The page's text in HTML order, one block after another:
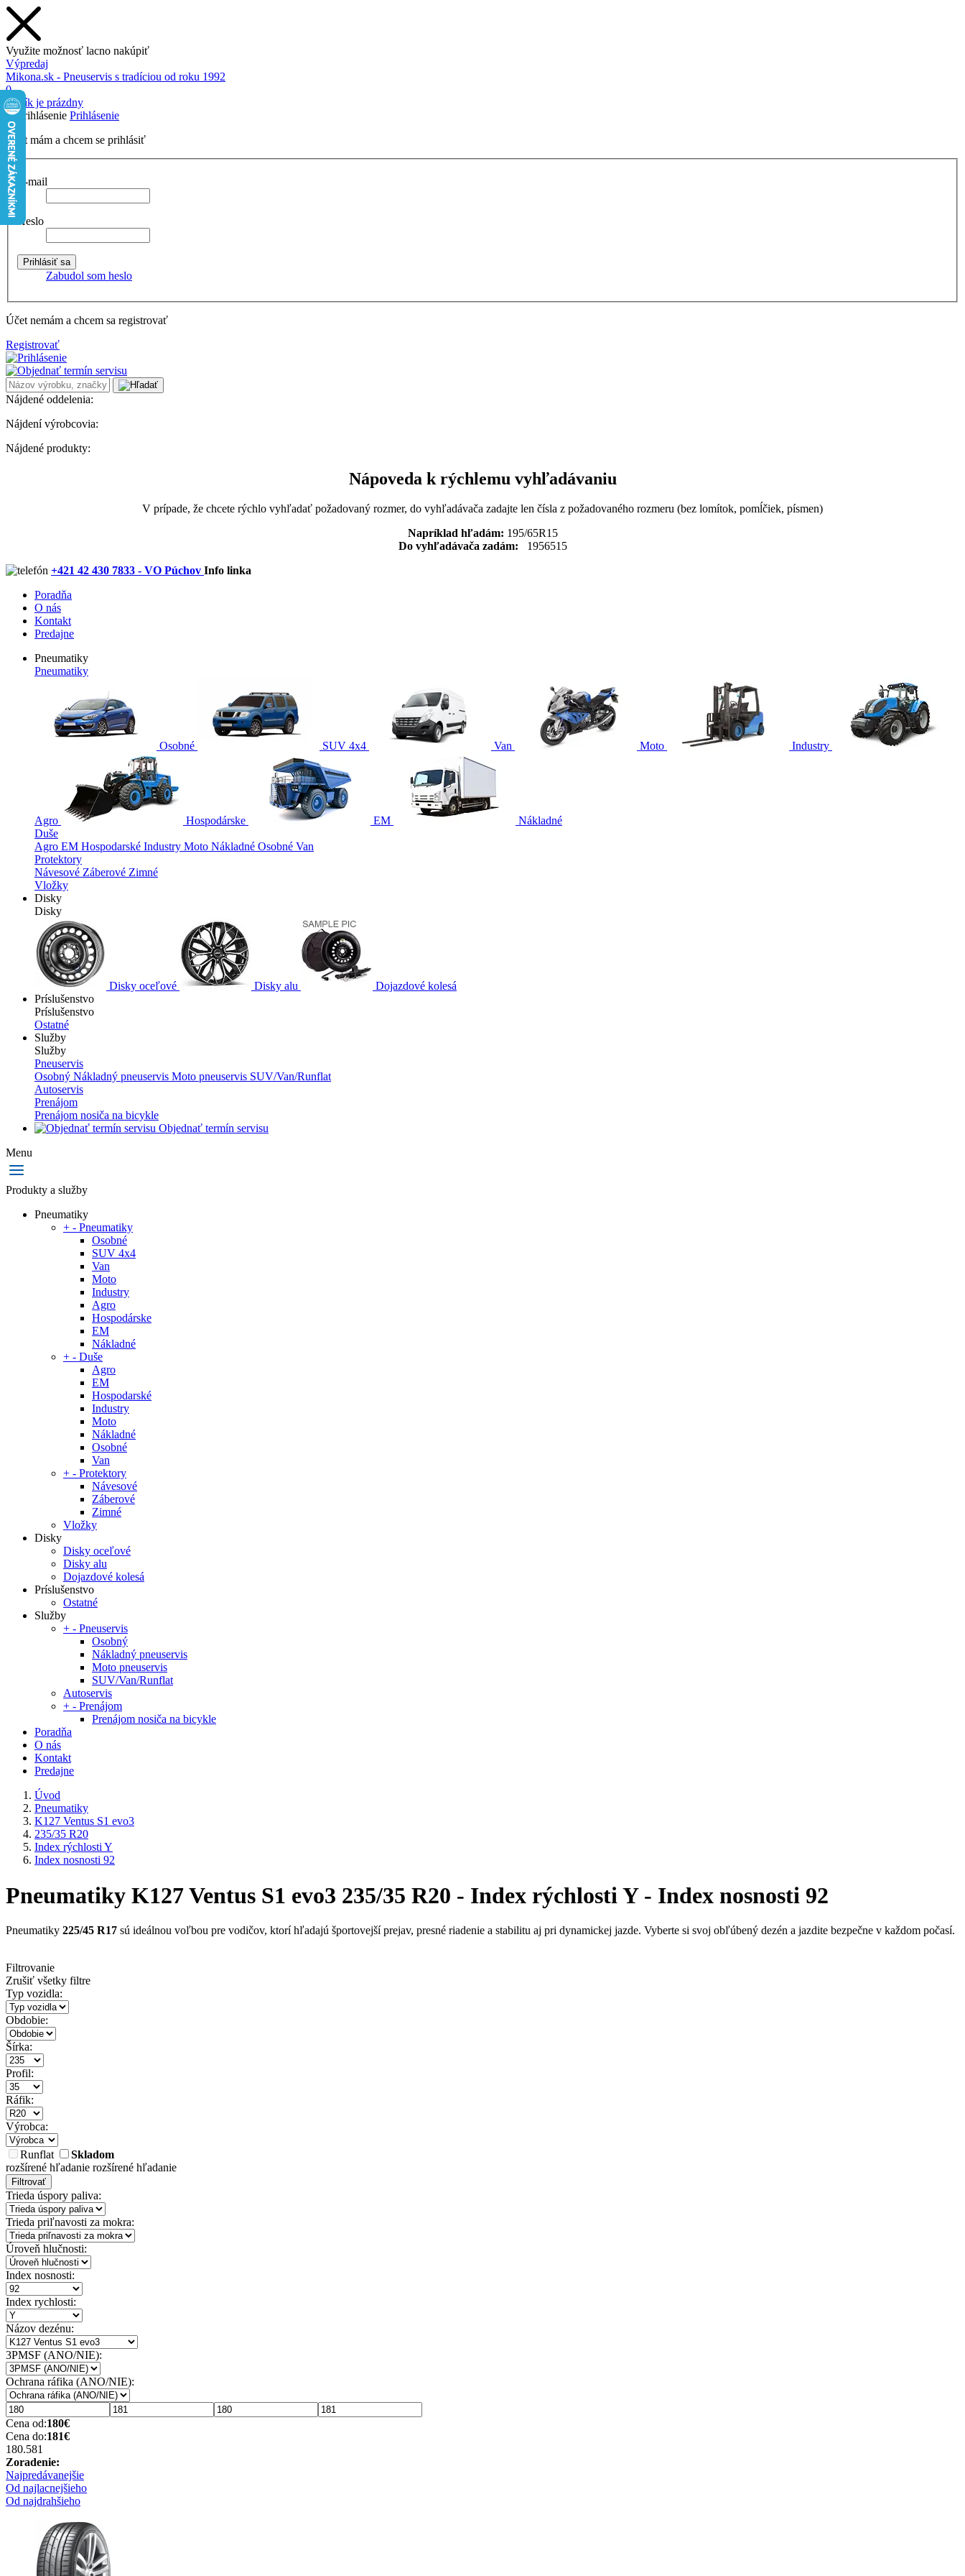
Využite možnosť lacno nakúpiť
Výpredaj
Mikona.sk - Pneuservis s tradíciou od roku 1992
0
Košík je prázdny
Prihlásenie
Účet mám a chcem se prihlásiť
E-mail
Heslo
Zabudol som heslo
Účet nemám a chcem sa registrovať
Registrovať
Nájdené oddelenia:
Nájdení výrobcovia:
Nájdené produkty:
Nápoveda k rýchlemu vyhľadávaniu
V prípade, že chcete rýchlo vyhľadať požadovaný rozmer, do vyhľadávača zadajte len čísla z požadovaného rozmeru (bez lomítok, pomĺčiek, písmen)
Napríklad hľadám: 195/65R15
Do vyhľadávača zadám: 1956515
+421 42 430 7833 - VO Púchov Info linka
Poradňa
O nás
Kontakt
Predajne
Pneumatiky
Pneumatiky
Osobné SUV 4x4 Van Moto Industry
Agro Hospodárske EM
Nákladné
Duše
Agro EM Hospodarské Industry Moto Nákladné Osobné Van
Protektory
Návesové Záberové Zimné
Vložky
Disky
Disky
Disky oceľové Disky alu
Dojazdové kolesá
Príslušenstvo
Príslušenstvo
Ostatné
Služby
Služby
Pneuservis
Osobný Nákladný pneuservis Moto pneuservis SUV/Van/Runflat
Autoservis
Prenájom
Prenájom nosiča na bicykle
Objednať termín servisu
Menu
Produkty a služby
Pneumatiky
+ - Pneumatiky
Osobné
SUV 4x4
Van
Moto
Industry
Agro
Hospodárske
EM
Nákladné
+ - Duše
Agro
EM
Hospodarské
Industry
Moto
Nákladné
Osobné
Van
+ - Protektory
Návesové
Záberové
Zimné
Vložky
Disky
Disky oceľové
Disky alu
Dojazdové kolesá
Príslušenstvo
Ostatné
Služby
+ - Pneuservis
Osobný
Nákladný pneuservis
Moto pneuservis
SUV/Van/Runflat
Autoservis
+ - Prenájom
Prenájom nosiča na bicykle
Poradňa
O nás
Kontakt
Predajne
Úvod
Pneumatiky
K127 Ventus S1 evo3
235/35 R20
Index rýchlosti Y
Index nosnosti 92
Pneumatiky K127 Ventus S1 evo3 235/35 R20 - Index rýchlosti Y - Index nosnosti 92
Pneumatiky 225/45 R17 sú ideálnou voľbou pre vodičov, ktorí hľadajú športovejší prejav, presné riadenie a stabilitu aj pri dynamickej jazde. Vyberte si svoj obľúbený dezén a jazdite bezpečne v každom počasí.
Filtrovanie
Zrušiť všetky filtre
Typ vozidla:
Obdobie:
Šírka:
Profil:
Ráfik:
Výrobca:
Runflat
Skladom
rozšírené hľadanie rozšírené hľadanie
Filtrovať
Trieda úspory paliva:
Trieda priľnavosti za mokra:
Úroveň hlučnosti:
Index nosnosti:
Index rychlosti:
Názov dezénu:
3PMSF (ANO/NIE):
Ochrana ráfika (ANO/NIE):
Cena od:180€
Cena do:181€
180.581
Zoradenie:
Najpredávanejšie
Od najlacnejšieho
Od najdrahšieho